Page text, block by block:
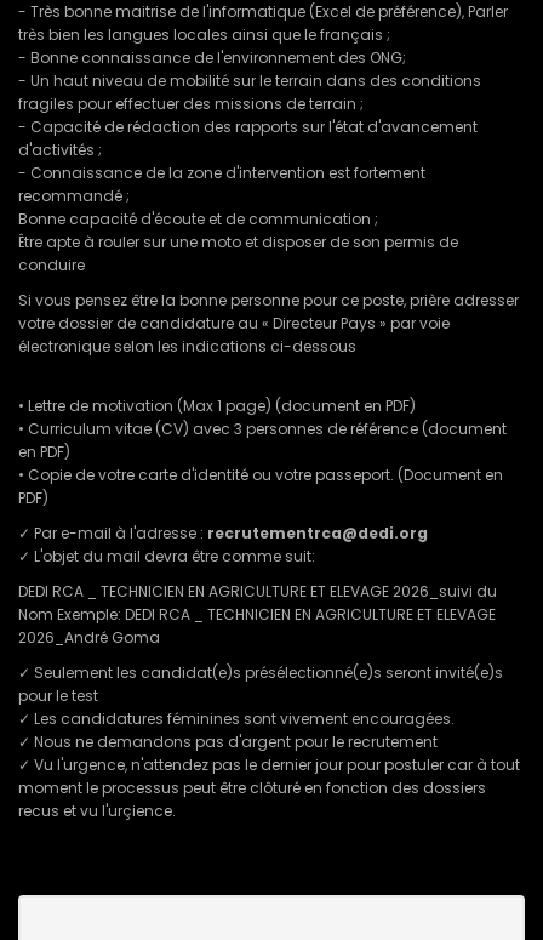
- Très bonne maitrise de l'informatique (Excel de préférence), Parler
très bien les langues locales ainsi que le français ;
- Bonne connaissance de l'environnement des ONG;
- Un haut niveau de mobilité sur le terrain dans des conditions
fragiles pour effectuer des missions de terrain ;
- Capacité de rédaction des rapports sur l'état d'avancement
d'activités ;
- Connaissance de la zone d'intervention est fortement
recommandé ;
Bonne capacité d'écoute et de communication ;
Être apte à rouler sur une moto et disposer de son permis de
conduire
Si vous pensez être la bonne personne pour ce poste, prière adresser
votre dossier de candidature au « Directeur Pays » par voie
électronique selon les indications ci-dessous
• Lettre de motivation (Max 1 page) (document en PDF)
• Curriculum vitae (CV) avec 3 personnes de référence (document
en PDF)
• Copie de votre carte d'identité ou votre passeport. (Document en
PDF)
✓ Par e-mail à l'adresse : recrutementrca@dedi.org
✓ L'objet du mail devra être comme suit:
DEDI RCA _ TECHNICIEN EN AGRICULTURE ET ELEVAGE 2026_suivi du
Nom Exemple: DEDI RCA _ TECHNICIEN EN AGRICULTURE ET ELEVAGE
2026_André Goma
✓ Seulement les candidat(e)s présélectionné(e)s seront invité(e)s
pour le test
✓ Les candidatures féminines sont vivement encouragées.
✓ Nous ne demandons pas d'argent pour le recrutement
✓ Vu l'urgence, n'attendez pas le dernier jour pour postuler car à tout
moment le processus peut être clôturé en fonction des dossiers
recus et vu l'urçience.